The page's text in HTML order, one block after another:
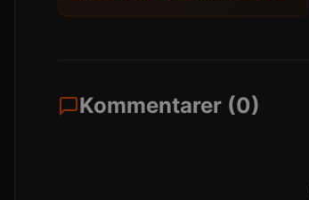
Kommentarer (0)